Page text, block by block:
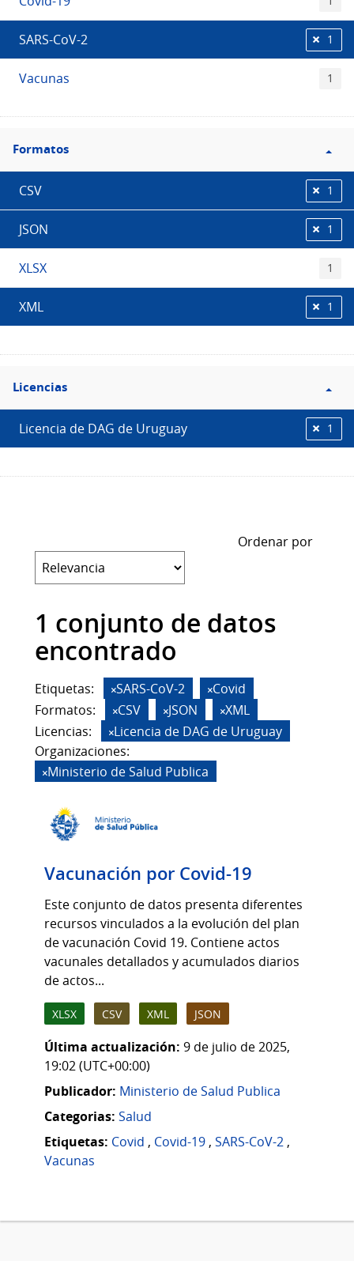
SARS-CoV-2 1
Vacunas 1
Filtro
Formatos
Formatos
CSV 1
JSON 1
XLSX 1
XML 1
Filtro
Licencias
Licencias
Licencia de DAG de Uruguay 1
Ordenar por
1 conjunto de datos
encontrado
Etiquetas: SARS-CoV-2
Covid
Formatos:
CSV JSON
XML
Licencias:
Licencia de DAG de Uruguay
Organizaciones:
Ministerio de Salud Publica
Vacunación por Covid-19
Este conjunto de datos presenta diferentes
recursos vinculados a la evolución del plan
de vacunación Covid 19. Contiene actos
vacunales detallados y acumulados diarios
de actos...
XLSX CSV XML JSON
Última actualización: 9 de julio de 2025,
19:02 (UTC+00:00)
Publicador: Ministerio de Salud Publica
Categorias: Salud
Etiquetas: Covid , Covid-19 , SARS-CoV-2 ,
Vacunas